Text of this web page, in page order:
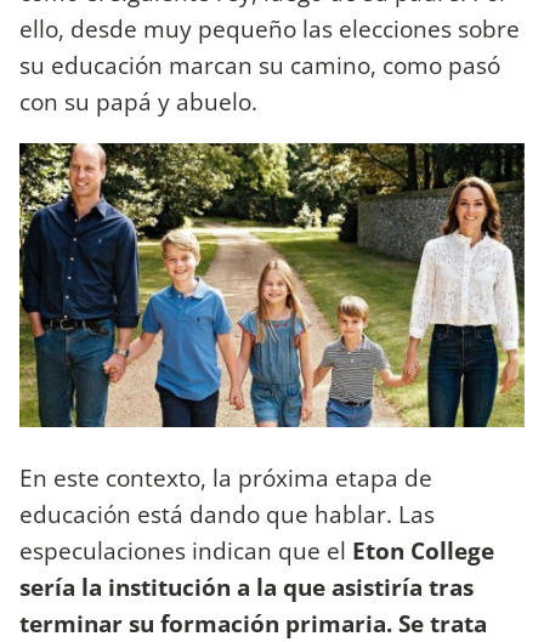
ello, desde muy pequeño las elecciones sobre
su educación marcan su camino, como pasó
con su papá y abuelo.
En este contexto, la próxima etapa de
educación está dando que hablar. Las
especulaciones indican que el Eton College
sería la institución a la que asistiría tras
terminar su formación primaria. Se trata